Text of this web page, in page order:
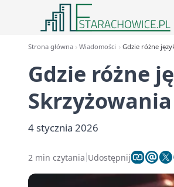
Strona główna Wiadomości Gdzie różne
Gdzie różne
4 stycznia 2026
2 min czytania Udostępnij